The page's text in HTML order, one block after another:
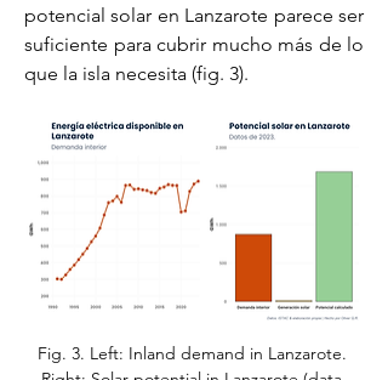
potencial solar en Lanzarote parece ser
suficiente para cubrir mucho más de lo
que la isla necesita (fig. 3).
Fig. 3. Left: Inland demand in Lanzarote.